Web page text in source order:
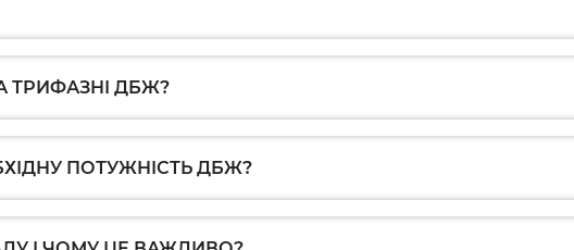
ТРИФАЗНІ ДБЖ?
ПОТУЖНІСТЬ ДБЖ?